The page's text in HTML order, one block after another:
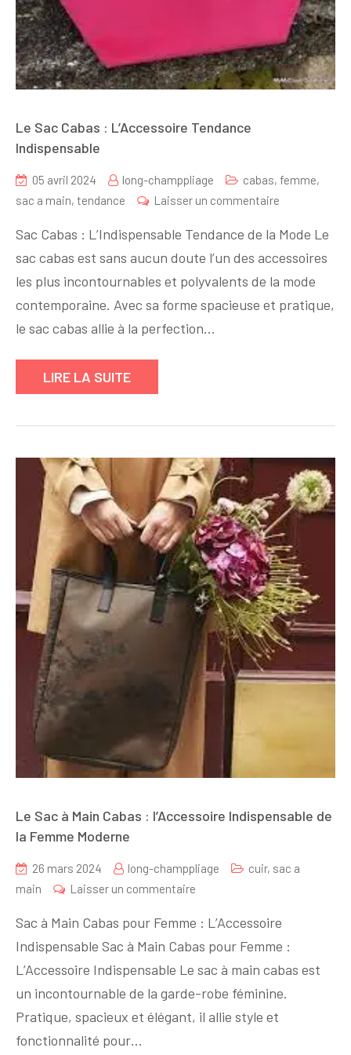
Le Sac Cabas : L’Accessoire Tendance
Indispensable
05 avril 2024 long-champpliage cabas, femme,
sac a main, tendance Laisser un commentaire
Sac
Cabas
L’Accessoire
Sac Cabas : L’Indispensable Tendance de la Mode Le
sac cabas est sans aucun doute l’un des accessoires
les plus incontournables et polyvalents de la mode
contemporaine. Avec sa forme spacieuse et pratique,
le sac cabas allie à la perfection…
LIRE LA SUITE
Le Sac à Main Cabas : l’Accessoire Indispensable de
la Femme Moderne
26 mars 2024 long-champpliage cuir, sac a
main
Laisser un commentaire
Sac
à
Main
Cabas
Sac à Main Cabas pour Femme : L’Accessoire
Indispensable Sac à Main Cabas pour Femme :
L’Accessoire Indispensable Le sac à main cabas est
un incontournable de la garde-robe féminine.
Pratique, spacieux et élégant, il allie style et
fonctionnalité pour…